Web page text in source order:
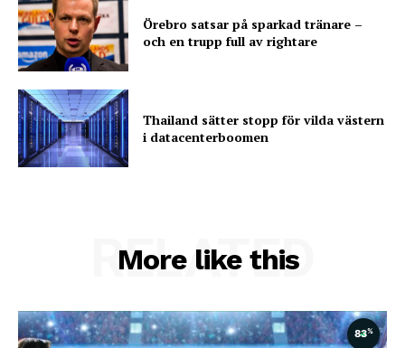
Örebro satsar på sparkad tränare –
och en trupp full av rightare
Thailand sätter stopp för vilda västern
i datacenterboomen
More like this
RELATED
83%